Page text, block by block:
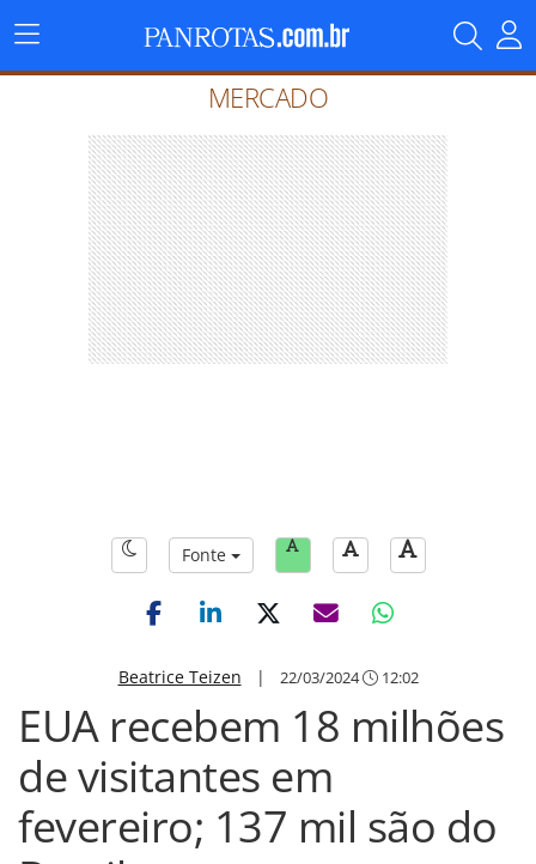
Menu
Principal
MERCADO
Fonte
Beatrice Teizen | 22/03/2024 12:02
EUA recebem 18 milhões
de visitantes em
fevereiro; 137 mil são do